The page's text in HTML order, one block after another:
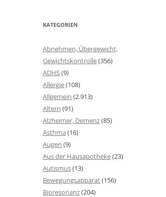
KATEGORIEN
Abnehmen, Übergewicht,
Gewichtskontrolle(356)
ADHS(9)
Allergie(108)
Allgemein (2.913)
Altern (91)
Alzheimer, Demenz(85)
Asthma (16)
Augen (9)
Aus der Hausapotheke(23)
Autismus(13)
Bewegungsapparat(156)
Bioresonanz(204)